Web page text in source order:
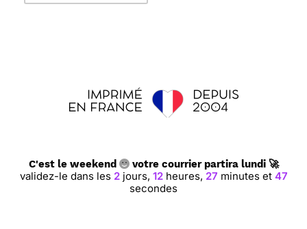
C'est le weekend votre courrier partira lundi 🚀
validez-le dans les 2jours, 12heures, 27 minutes et 46
secondes